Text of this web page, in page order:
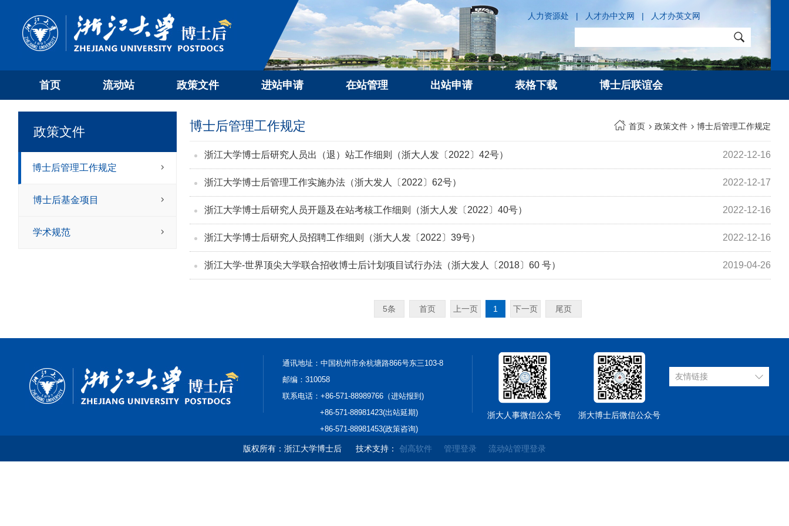
人力资源处 | 人才办中文网 | 人才办英文网
首页 流动站 政策文件 进站申请 在站管理 出站申请 表格下载 博士后联谊会
政策文件
博士后管理工作规定
博士后基金项目
学术规范
首页 政策文件 博士后管理工作规定
博士后管理工作规定
浙江大学博士后研究人员出（退）站工作细则（浙大人发〔2022〕42号） 2022-12-16
浙江大学博士后管理工作实施办法（浙大发人〔2022〕62号） 2022-12-17
浙江大学博士后研究人员开题及在站考核工作细则（浙大人发〔2022〕40号） 2022-12-16
浙江大学博士后研究人员招聘工作细则（浙大人发〔2022〕39号） 2022-12-16
浙江大学-世界顶尖大学联合招收博士后计划项目试行办法（浙大发人〔2018〕60 号） 2019-04-26
5条 首页 上一页 1 下一页 尾页
通讯地址：中国杭州市余杭塘路866号东三103-8
邮编：310058
联系电话：+86-571-88989766（进站报到)
+86-571-88981423(出站延期)
+86-571-88981453(政策咨询)
浙大人事微信公众号 浙大博士后微信公众号
友情链接
版权所有：浙江大学博士后 技术支持： 创高软件 管理登录 流动站管理登录